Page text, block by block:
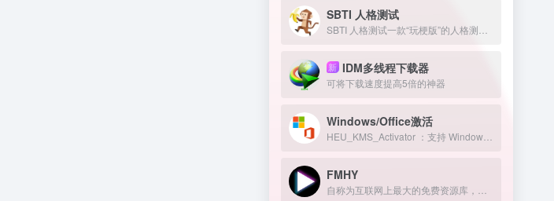
SBTI 人格测试
新 IDM多线程下载器
可将下载速度提高5倍的神器
Windows/Office激活
FMHY